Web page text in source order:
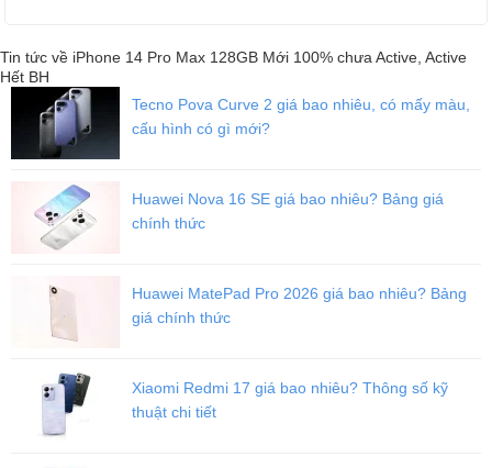
Giá bán iPhone 14 Pro Max tại Viettablet
Hết BH như sau:
iPhone 14 Pro Max 128GB: Giá 23.090.000 VND.
iPhone 14 Pro Max 256GB: Giá 23.890.000 VND.
iPhone 14 Pro Max 1TB: Giá 28.490.000 VND.
So sánh iPhone 14 Pro Max với thế hệ trước đó
Tin tức về iPhone 14 Pro Max 128GB Mới 100% chưa Active, Active
Hết BH
Tecno Pova Curve 2 giá bao nhiêu, có mấy màu,
cấu hình có gì mới?
Huawei Nova 16 SE giá bao nhiêu? Bảng giá
chính thức
Huawei MatePad Pro 2026 giá bao nhiêu? Bảng
giá chính thức
Xiaomi Redmi 17 giá bao nhiêu? Thông số kỹ
thuật chi tiết